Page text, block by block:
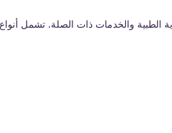
الطبية والخدمات ذات الصلة. تشمل